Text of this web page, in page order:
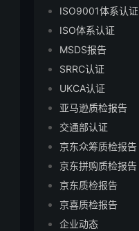
ISO9001体系认证
ISO体系认证
MSDS报告
SRRC认证
UKCA认证
亚马逊质检报告
交通部认证
京东众筹质检报告
京东拼购质检报告
京东质检报告
京喜质检报告
企业动态